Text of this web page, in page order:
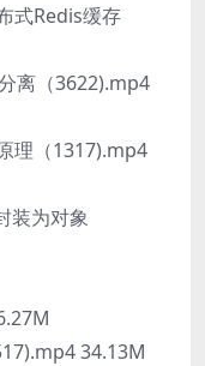
式Redis缓存
离（3622).mp4
理（1317).mp4
装为对象
34.13M